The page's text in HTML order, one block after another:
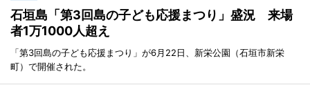
石垣島「第3回島の子ども応援まつり」盛況 来場
者1万1000人超え
「第3回島の子ども応援まつり」が6月22日、新栄公園（石垣市新栄
町）で開催された。